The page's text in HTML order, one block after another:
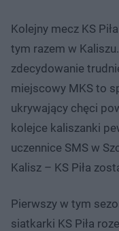
Kolejny mecz KS
tym razem w
zdecydowanie
miejscowy MKS to
ukrywający chęci
kolejce kaliszanki
uczennice SMS w
Kalisz – KS Piła
Pierwszy w tym
siatkarki KS Piła